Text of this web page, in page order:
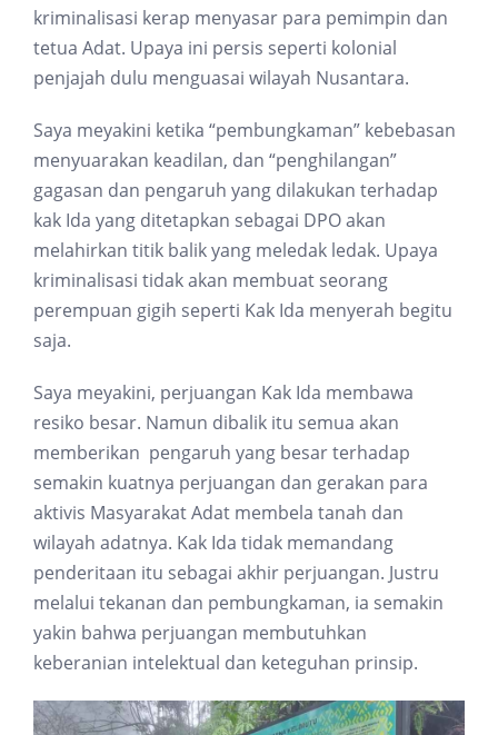
kriminalisasi kerap menyasar para pemimpin dan
tetua Adat. Upaya ini persis seperti kolonial
penjajah dulu menguasai wilayah Nusantara.
Saya meyakini ketika “pembungkaman” kebebasan
menyuarakan keadilan, dan “penghilangan”
gagasan dan pengaruh yang dilakukan terhadap
kak Ida yang ditetapkan sebagai DPO akan
melahirkan titik balik yang meledak ledak. Upaya
kriminalisasi tidak akan membuat seorang
perempuan gigih seperti Kak Ida menyerah begitu
saja.
Saya meyakini, perjuangan Kak Ida membawa
resiko besar. Namun dibalik itu semua akan
memberikan pengaruh yang besar terhadap
semakin kuatnya perjuangan dan gerakan para
aktivis Masyarakat Adat membela tanah dan
wilayah adatnya. Kak Ida tidak memandang
penderitaan itu sebagai akhir perjuangan. Justru
melalui tekanan dan pembungkaman, ia semakin
yakin bahwa perjuangan membutuhkan
keberanian intelektual dan keteguhan prinsip.